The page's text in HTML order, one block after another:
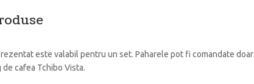
este valabil pentru un set. Paharele pot fi comandate
cafea Tchibo Vista.